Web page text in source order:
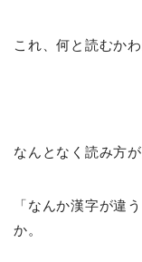
これ、何と読むか
なんとなく読み方
「なんか漢字が違
か。